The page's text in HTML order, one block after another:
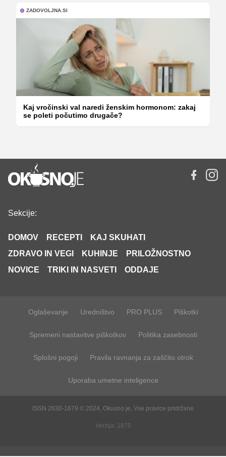
ZADOVOLJNA.SI
Kaj vročinski val naredi ženskim hormonom: zakaj
se poleti počutimo drugače?
Sekcije:
DOMOV RECEPTI
KAJ SKUHATI
ZDRAVO IN VEGI
KUHINJE
PRILOŽNOSTNO
NOVICE
TRIKI IN NASVETI ODDAJE
Oglaševanje Uredništvo PRO PLUS Piškotki
Spremeni nastavitve piškotkov Politika zasebnosti
Splošni pogoji Pravila ravnanja za zaščito otrok
Uporaba umetne inteligence
ISSN 2630-1679 © 2024, Okusno.je, Vse pravice pridržane
Verzija: 1875